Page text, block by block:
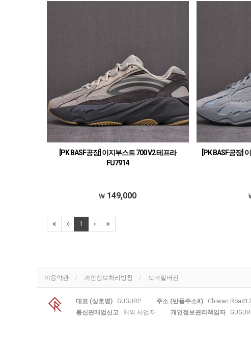
[PK BASF공장] 이지부스트 700 V2 테프라
FU7914
149,000
[PK BASF공장]
1
이용약관 개인정보처리방침 모바일버전
대표 (상호명) : GUGURP 주소 (반품주소X) : Chiwan
통신판매업신고 : 해외 사업자 개인정보관리책임자 :